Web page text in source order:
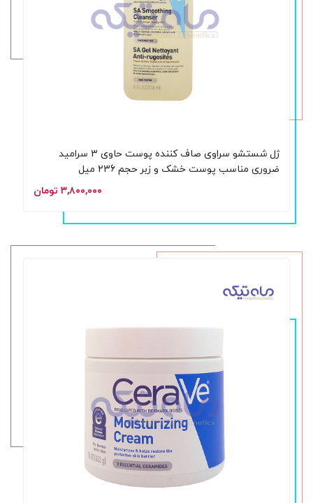
ژل شستشو سراوی صاف کننده پوست حاوی 3 سرامید
ضروری مناسب پوست خشک و زبر حجم 236 میل
۳,۸۰۰,۰۰۰ تومان